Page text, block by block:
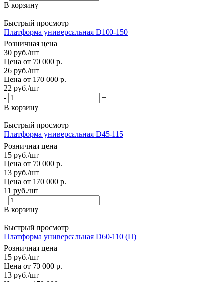
В корзину
Быстрый просмотр
Платформа универсальная D100-150
Розничная цена
30 руб./шт
Цена от 70 000 р.
26 руб./шт
Цена от 170 000 р.
22 руб./шт
-
+
В корзину
Быстрый просмотр
Платформа универсальная D45-115
Розничная цена
15 руб./шт
Цена от 70 000 р.
13 руб./шт
Цена от 170 000 р.
11 руб./шт
-
+
В корзину
Быстрый просмотр
Платформа универсальная D60-110 (П)
Розничная цена
15 руб./шт
Цена от 70 000 р.
13 руб./шт